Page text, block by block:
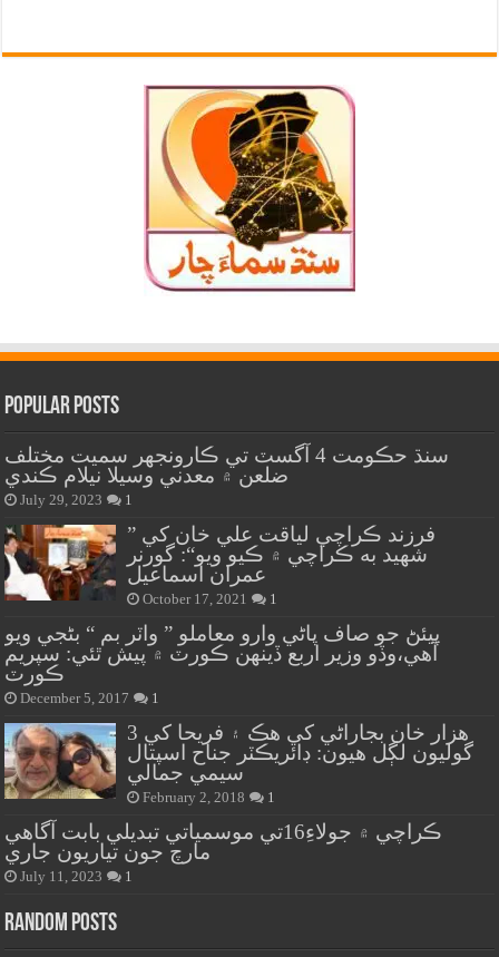
Popular Posts
سنڌ حڪومت 4 آگسٽ تي ڪارونجهر سميت مختلف
ضلعن ۾ معدني وسيلا نيلام ڪندي
July 29, 2023 1
” فرزند ڪراچي لياقت علي خان کي
شهيد به ڪراچي ۾ ڪيو ويو“: گورنر
عمران اسماعيل
October 17, 2021 1
پيئڻ جو صاف پاڻي وارو معاملو ” واٽر بم “ بڻجي ويو
آهي،وڏو وزير اربع ڏينهن ڪورٽ ۾ پيش ٿئي: سپريم
ڪورٽ
December 5, 2017 1
هزار خان بجاراڻي کي هڪ ۽ فريحا کي 3
گوليون لڳل هيون: ڊائريڪٽر جناح اسپتال
سيمي جمالي
February 2, 2018 1
ڪراچي ۾ جولاءِ16تي موسمياتي تبديلي بابت آگاهي
مارچ جون تياريون جاري
July 11, 2023 1
Random Posts